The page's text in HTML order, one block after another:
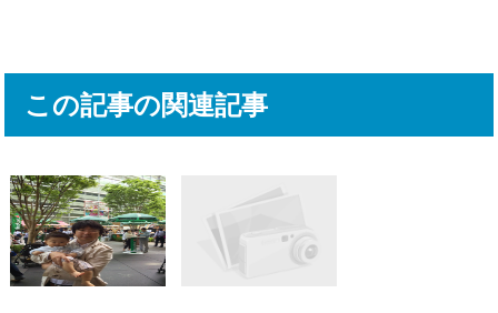
この記事の関連記事